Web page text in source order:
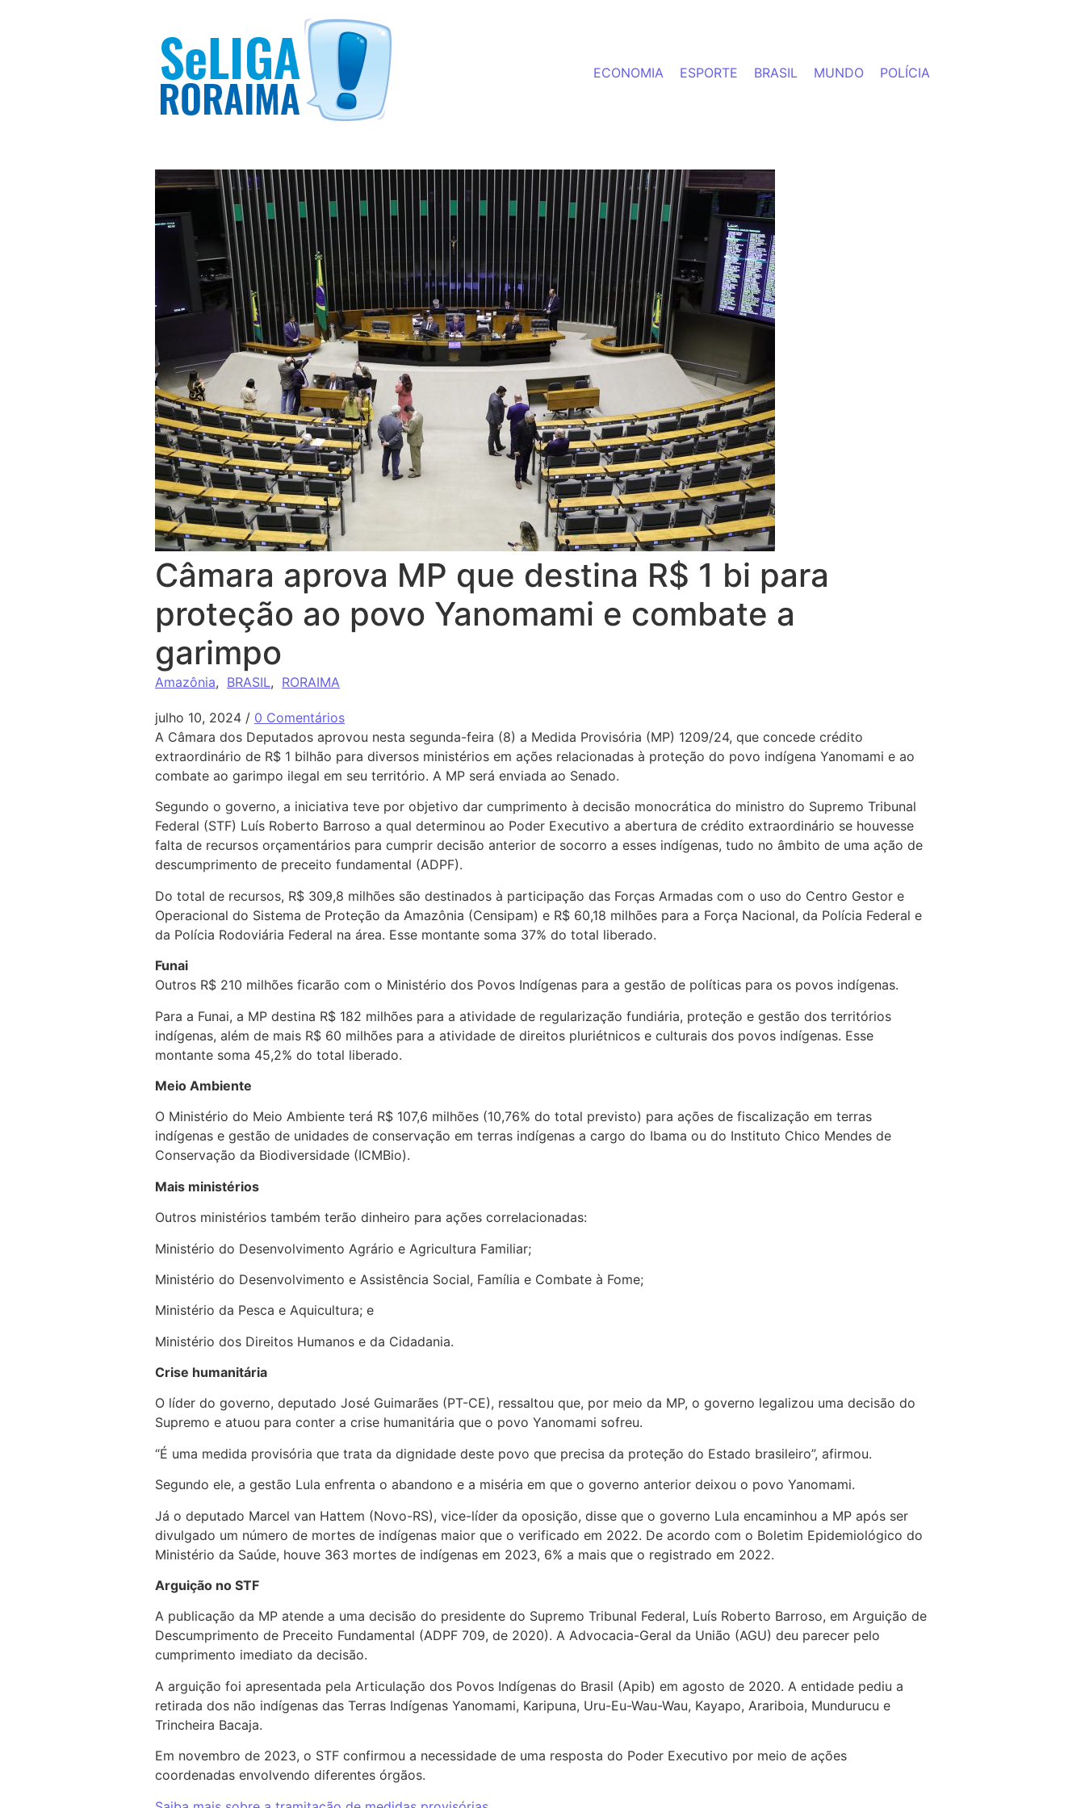
ECONOMIA ESPORTE BRASIL MUNDO POLÍCIA
Câmara aprova MP que destina R$ 1 bi para
proteção ao povo Yanomami e combate a
garimpo
Amazônia, BRASIL, RORAIMA
julho 10, 2024 / 0 Comentários
A Câmara dos Deputados aprovou nesta segunda-feira (8) a Medida Provisória (MP) 1209/24, que concede crédito
extraordinário de R$ 1 bilhão para diversos ministérios em ações relacionadas à proteção do povo indígena Yanomami e ao
combate ao garimpo ilegal em seu território. A MP será enviada ao Senado.
Segundo o governo, a iniciativa teve por objetivo dar cumprimento à decisão monocrática do ministro do Supremo Tribunal
Federal (STF) Luís Roberto Barroso a qual determinou ao Poder Executivo a abertura de crédito extraordinário se houvesse
falta de recursos orçamentários para cumprir decisão anterior de socorro a esses indígenas, tudo no âmbito de uma ação de
descumprimento de preceito fundamental (ADPF).
Do total de recursos, R$ 309,8 milhões são destinados à participação das Forças Armadas com o uso do Centro Gestor e
Operacional do Sistema de Proteção da Amazônia (Censipam) e R$ 60,18 milhões para a Força Nacional, da Polícia Federal e
da Polícia Rodoviária Federal na área. Esse montante soma 37% do total liberado.
Funai
Outros R$ 210 milhões ficarão com o Ministério dos Povos Indígenas para a gestão de políticas para os povos indígenas.
Para a Funai, a MP destina R$ 182 milhões para a atividade de regularização fundiária, proteção e gestão dos territórios
indígenas, além de mais R$ 60 milhões para a atividade de direitos pluriétnicos e culturais dos povos indígenas. Esse
montante soma 45,2% do total liberado.
Meio Ambiente
O Ministério do Meio Ambiente terá R$ 107,6 milhões (10,76% do total previsto) para ações de fiscalização em terras
indígenas e gestão de unidades de conservação em terras indígenas a cargo do Ibama ou do Instituto Chico Mendes de
Conservação da Biodiversidade (ICMBio).
Mais ministérios
Outros ministérios também terão dinheiro para ações correlacionadas:
Ministério do Desenvolvimento Agrário e Agricultura Familiar;
Ministério do Desenvolvimento e Assistência Social, Família e Combate à Fome;
Ministério da Pesca e Aquicultura; e
Ministério dos Direitos Humanos e da Cidadania.
Crise humanitária
O líder do governo, deputado José Guimarães (PT-CE), ressaltou que, por meio da MP, o governo legalizou uma decisão do
Supremo e atuou para conter a crise humanitária que o povo Yanomami sofreu.
“É uma medida provisória que trata da dignidade deste povo que precisa da proteção do Estado brasileiro”, afirmou.
Segundo ele, a gestão Lula enfrenta o abandono e a miséria em que o governo anterior deixou o povo Yanomami.
Já o deputado Marcel van Hattem (Novo-RS), vice-líder da oposição, disse que o governo Lula encaminhou a MP após ser
divulgado um número de mortes de indígenas maior que o verificado em 2022. De acordo com o Boletim Epidemiológico do
Ministério da Saúde, houve 363 mortes de indígenas em 2023, 6% a mais que o registrado em 2022.
Arguição no STF
A publicação da MP atende a uma decisão do presidente do Supremo Tribunal Federal, Luís Roberto Barroso, em Arguição de
Descumprimento de Preceito Fundamental (ADPF 709, de 2020). A Advocacia-Geral da União (AGU) deu parecer pelo
cumprimento imediato da decisão.
A arguição foi apresentada pela Articulação dos Povos Indígenas do Brasil (Apib) em agosto de 2020. A entidade pediu a
retirada dos não indígenas das Terras Indígenas Yanomami, Karipuna, Uru-Eu-Wau-Wau, Kayapo, Arariboia, Mundurucu e
Trincheira Bacaja.
Em novembro de 2023, o STF confirmou a necessidade de uma resposta do Poder Executivo por meio de ações
coordenadas envolvendo diferentes órgãos.